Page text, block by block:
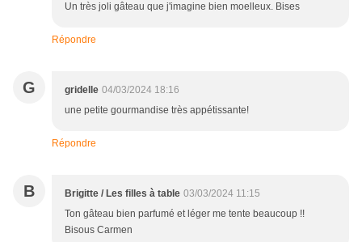
Un très joli gâteau que j'imagine bien moelleux. Bises
Répondre
G gridelle 04/03/2024 18:16
une petite gourmandise très appétissante!
Répondre
B Brigitte / Les filles à table 03/03/2024 11:15
Ton gâteau bien parfumé et léger me tente beaucoup !!
Bisous Carmen